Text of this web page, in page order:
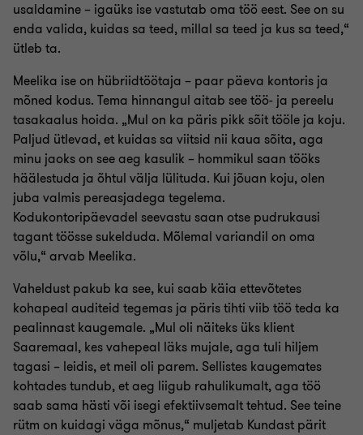
usaldamine – igaüks ise vastutab oma töö eest. See on su
enda valida, kuidas sa teed, millal sa teed ja kus sa teed,“
ütleb ta.
Meelika ise on hübriidtöötaja – paar päeva kontoris ja
mõned kodus. Tema hinnangul aitab see töö- ja pereelu
tasakaalus hoida. „Mul on ka päris pikk sõit tööle ja koju.
Paljud ütlevad, et kuidas sa viitsid nii kaua sõita, aga
minu jaoks on see aeg kasulik – hommikul saan tööks
häälestuda ja õhtul välja lülituda. Kui jõuan koju, olen
juba valmis pereasjadega tegelema.
Kodukontoripäevadel seevastu saan otse pudrukausi
tagant töösse sukelduda. Mõlemal variandil on oma
võlu,“ arvab Meelika.
Vaheldust pakub ka see, kui saab käia ettevõtetes
kohapeal auditeid tegemas ja päris tihti viib töö teda ka
pealinnast kaugemale. „Mul oli näiteks üks klient
Saaremaal, kes vahepeal läks mujale, aga tuli hiljem
tagasi – leidis, et meil oli parem. Sellistes kaugemates
kohtades tundub, et aeg liigub rahulikumalt, aga töö
saab sama hästi või isegi efektiivsemalt tehtud. See teine
rütm on kuidagi väga mõnus,“ muljetab Kundast pärit